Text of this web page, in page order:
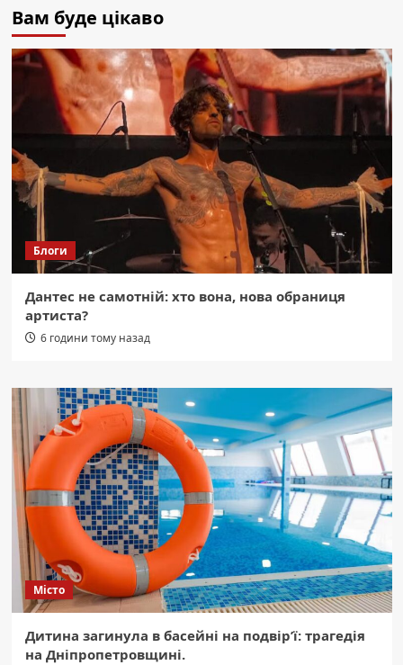
Вам буде цікаво
Блоги
Дантес не самотній: хто вона, нова обраниця
артиста?
6 години тому назад
Місто
Дитина загинула в басейні на подвір’ї: трагедія
на Дніпропетровщині.